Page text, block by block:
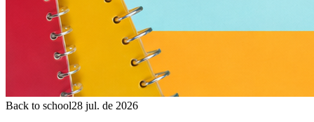
Back to school28 jul. de 2026